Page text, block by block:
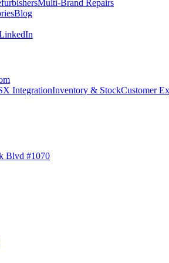
Multi-Brand Repairs
Blog
IntegrationInventory & StockCustomer
Blvd #1070